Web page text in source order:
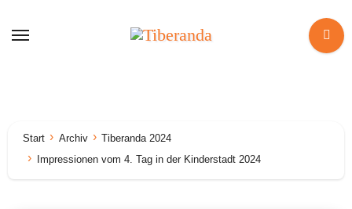
Inhalt
Start Archiv
Tiberanda 2024
Impressionen vom 4. Tag in der Kinderstadt 2024